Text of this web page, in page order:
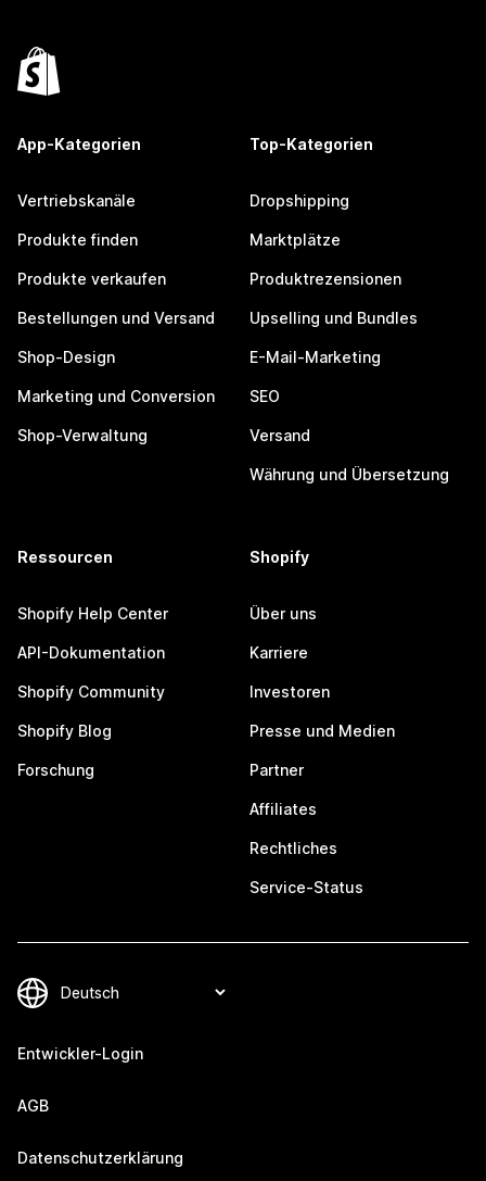
App-Kategorien
Vertriebskanäle
Produkte finden
Produkte verkaufen
Bestellungen und Versand
Shop-Design
Marketing und Conversion
Shop-Verwaltung
Top-Kategorien
Dropshipping
Marktplätze
Produktrezensionen
Upselling und Bundles
E-Mail-Marketing
SEO
Versand
Währung und Übersetzung
Ressourcen
Shopify Help Center
API-Dokumentation
Shopify Community
Shopify Blog
Forschung
Shopify
Über uns
Karriere
Investoren
Presse und Medien
Partner
Affiliates
Rechtliches
Service-Status
Entwickler-Login
AGB
Datenschutzerklärung